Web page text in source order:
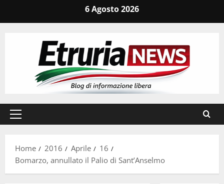
6 Agosto 2026
Menu
Home
2016 Aprile
16
Bomarzo, annullato il Palio di Sant’Anselmo